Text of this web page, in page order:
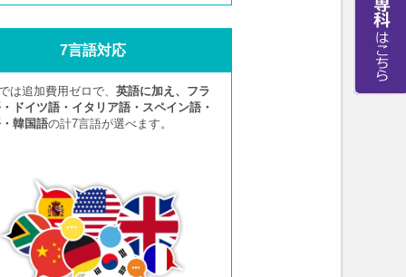
7言語対応
は追加費用ゼロで、 英語に加え、フラ
ドイツ語・イタリア語・スペイン語・
韓国語の計7言語が選べます。